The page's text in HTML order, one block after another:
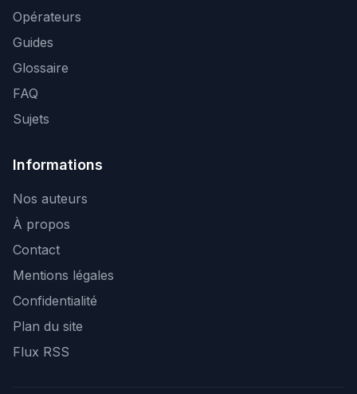
Opérateurs
Guides
Glossaire
FAQ
Sujets
Informations
Nos auteurs
À propos
Contact
Mentions légales
Confidentialité
Plan du site
Flux RSS